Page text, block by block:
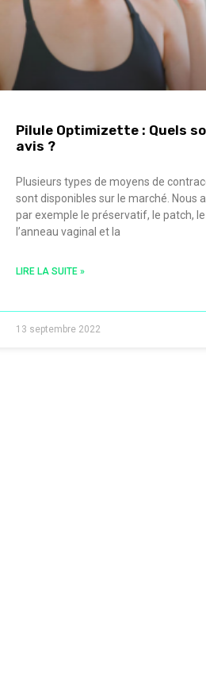
Pilule Optimizette : Quels
avis ?
Plusieurs types de moyens de
sont disponibles sur le marché. Nous
par exemple le préservatif, le patch,
l’anneau vaginal et la
LIRE LA SUITE »
13 septembre 2022